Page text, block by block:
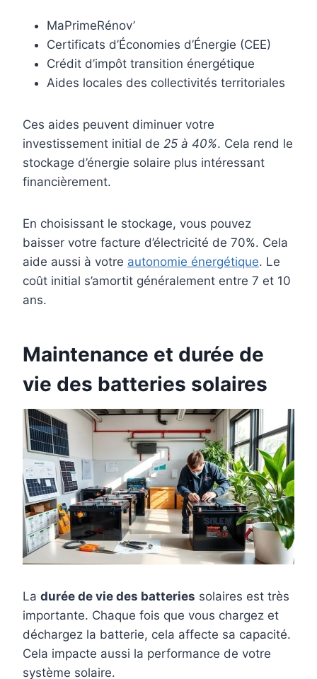
MaPrimeRénov’
Certificats d’Économies d’Énergie (CEE)
Crédit d’impôt transition énergétique
Aides locales des collectivités territoriales
Ces aides peuvent diminuer votre
investissement initial de 25 à 40%. Cela rend le
stockage d’énergie solaire plus intéressant
financièrement.
En choisissant le stockage, vous pouvez
baisser votre facture d’électricité de 70%. Cela
aide aussi à votre autonomie énergétique. Le
coût initial s’amortit généralement entre 7 et 10
ans.
Maintenance et durée de
vie des batteries solaires
La durée de vie des batteries solaires est très
importante. Chaque fois que vous chargez et
déchargez la batterie, cela affecte sa capacité.
Cela impacte aussi la performance de votre
système solaire.